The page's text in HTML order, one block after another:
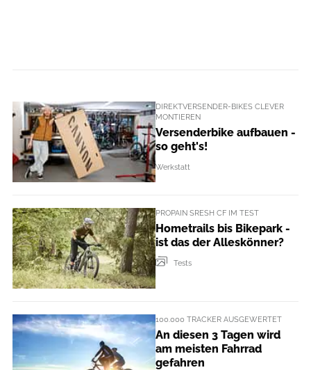
DIREKTVERSENDER-BIKES CLEVER
MONTIEREN
Versenderbike aufbauen -
so geht's!
Werkstatt
PROPAIN SRESH CF IM TEST
Hometrails bis Bikepark -
ist das der Alleskönner?
Tests
100.000 TRACKER AUSGEWERTET
An diesen 3 Tagen wird
am meisten Fahrrad
gefahren